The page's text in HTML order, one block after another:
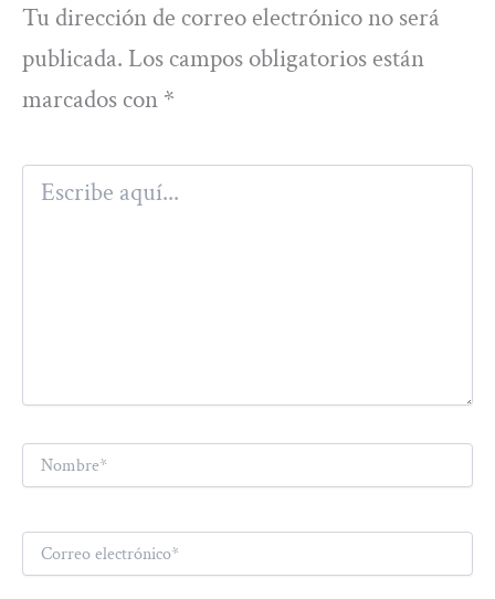
Tu dirección de correo electrónico no será
publicada. Los campos obligatorios están
marcados con *
Escribe
aquí...
Correo
electrónico*